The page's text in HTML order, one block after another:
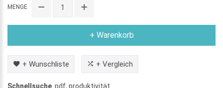
MENGE
+ Warenkorb
+ Wunschliste + Vergleich
Schnellsuche pdf, produktivität